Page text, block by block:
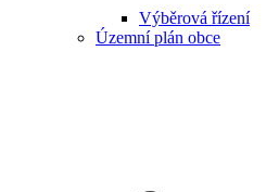
Výběrová řízení
Územní plán obce